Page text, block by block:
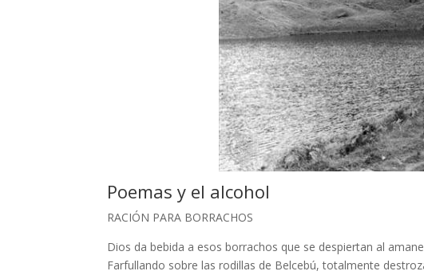
Poemas y el alcohol
RACIÓN PARA BORRACHOS
Dios da bebida a esos borrachos que se despiertan al
Farfullando sobre las rodillas de Belcebú, totalmente